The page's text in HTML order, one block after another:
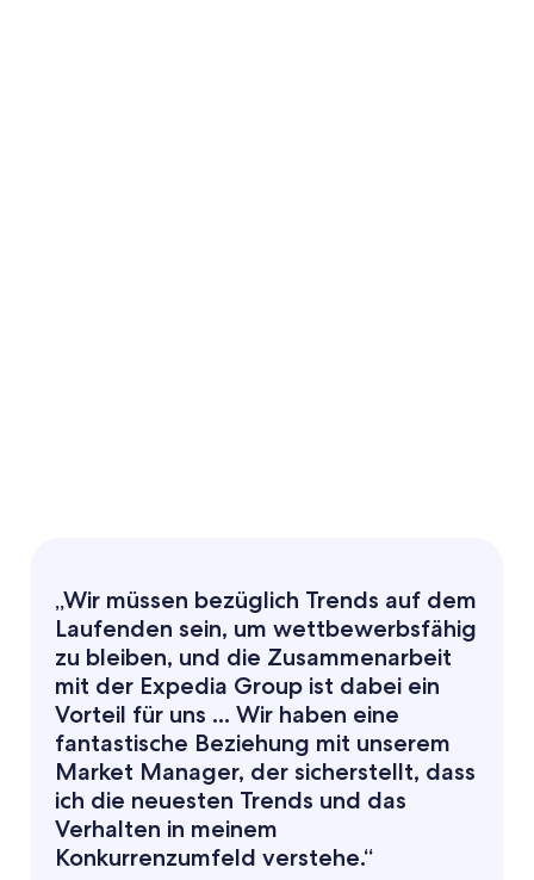
„Wir müssen bezüglich Trends auf dem
Laufenden sein, um wettbewerbsfähig
zu bleiben, und die Zusammenarbeit
mit der Expedia Group ist dabei ein
Vorteil für uns ... Wir haben eine
fantastische Beziehung mit unserem
Market Manager, der sicherstellt, dass
ich die neuesten Trends und das
Verhalten in meinem
Konkurrenzumfeld verstehe.“